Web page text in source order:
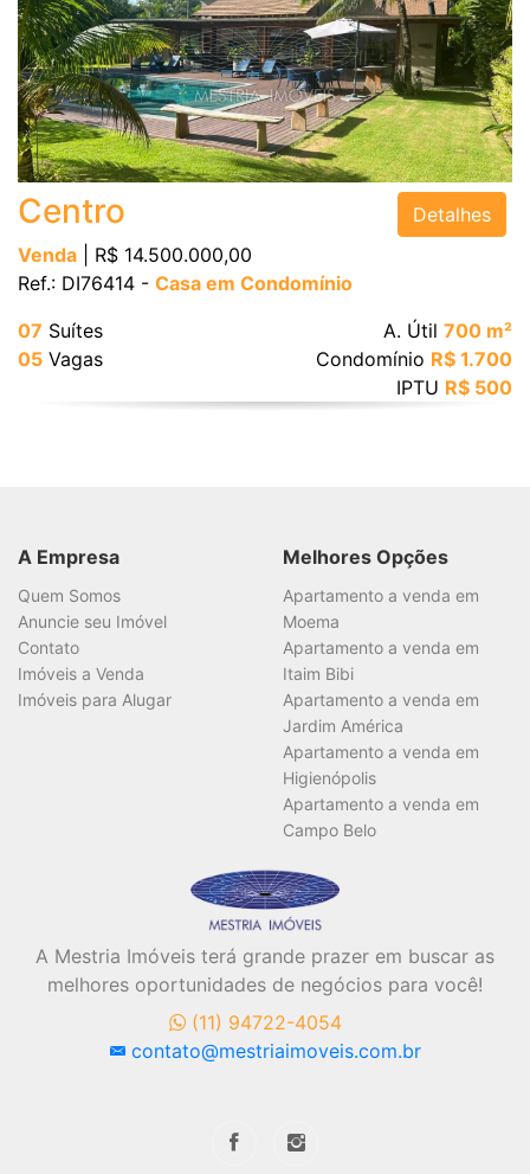
Centro
Venda | R$ 14.500.000,00
Ref.: DI76414 - Casa em Condomínio
Detalhes
07 Suítes
05 Vagas
A. Útil 700 m²
Condomínio R$ 1.700
IPTU R$ 500
Suítes
Vagas
Área Útil (m²)
Área Total (m²)
A Empresa
Quem Somos
Anuncie seu Imóvel
Contato
Imóveis a Venda
Imóveis para Alugar
Melhores Opções
Apartamento a venda em
Moema
Apartamento a venda em
Itaim Bibi
Apartamento a venda em
Jardim América
Apartamento a venda em
Higienópolis
Apartamento a venda em
Campo Belo
A Mestria Imóveis terá grande prazer em buscar as
melhores oportunidades de negócios para você!
(11) 94722-4054
contato@mestriaimoveis.com.br